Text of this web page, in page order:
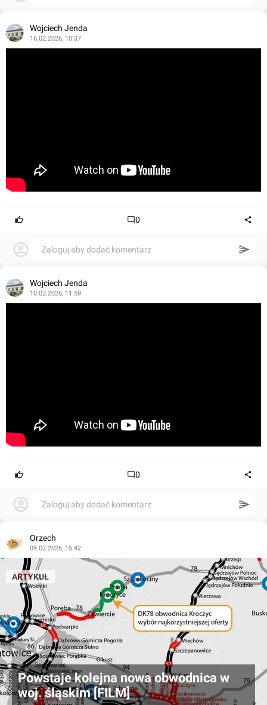
Wojciech Jenda
16.02.2026, 10:37
0
Zaloguj aby dodać komentarz
Wojciech Jenda
10.02.2026, 11:59
0
Zaloguj aby dodać komentarz
Orzech
09.02.2026, 15:42
Powstaje kolejna nowa obwodnica w
woj. śląskim [FILM]
ARTYKUŁ